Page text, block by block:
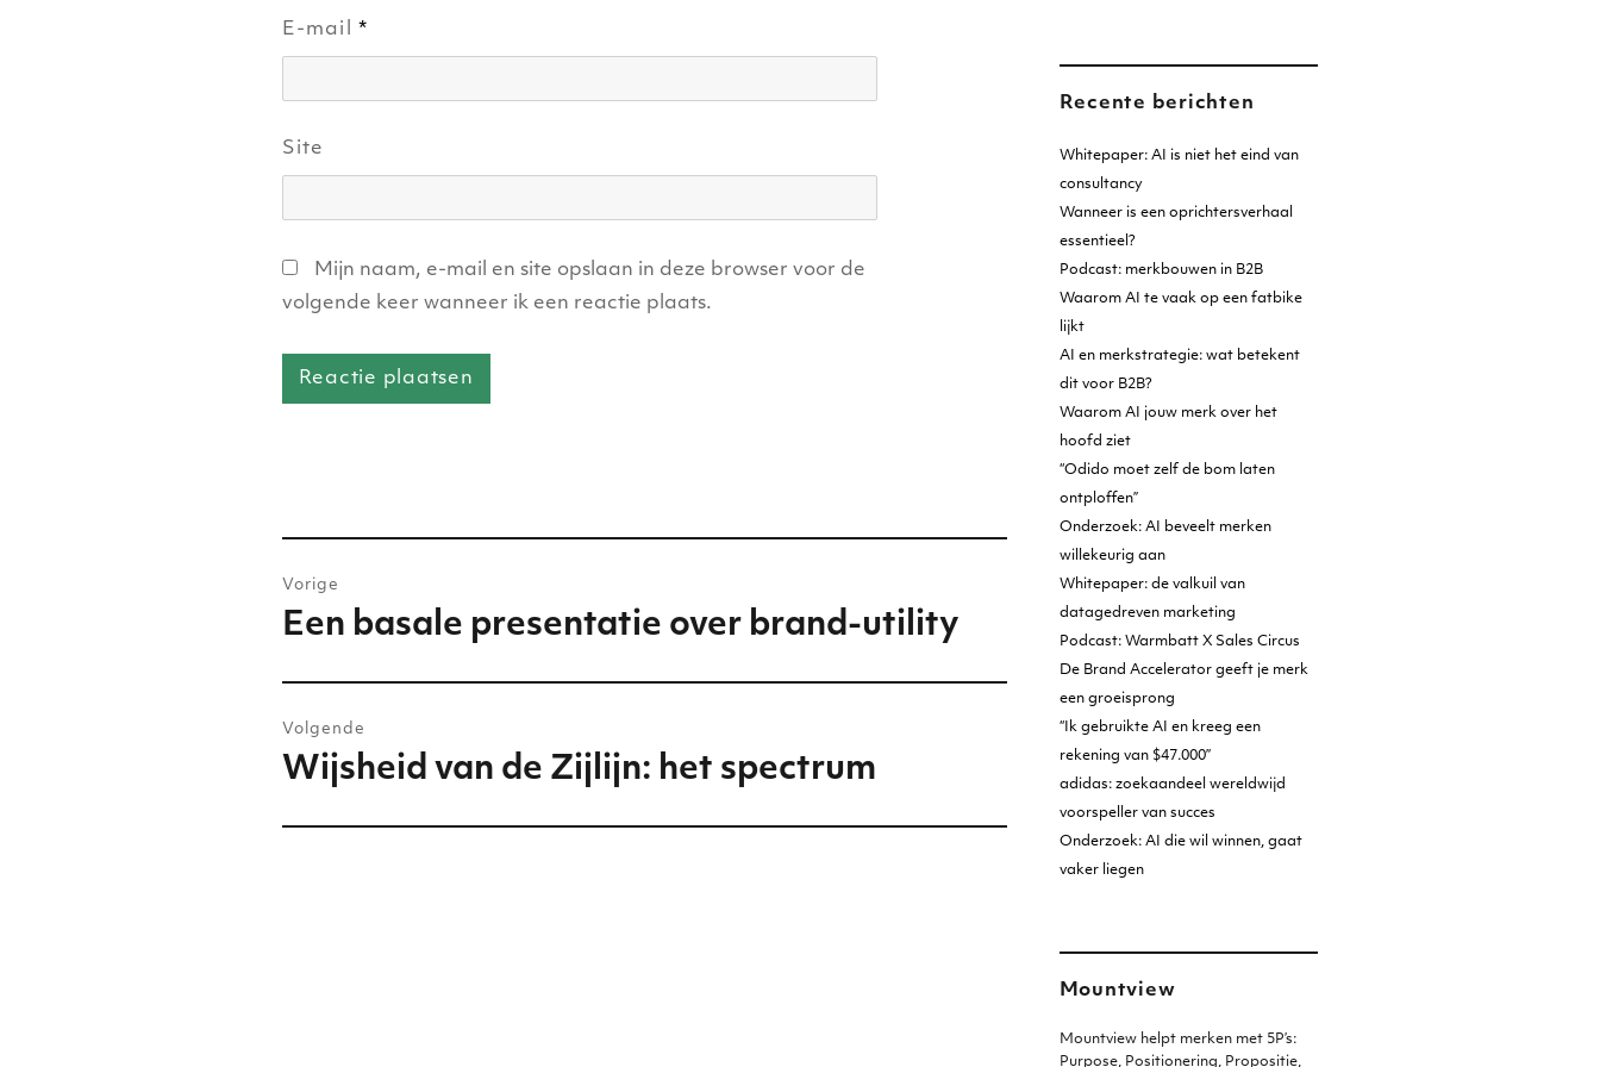
E-mail*
Site
Mijn naam, e-mail en site opslaan in deze browser voor de
volgende keer wanneer ik een reactie plaats.
navigatie
Vorige
Vorig
Een basale presentatie over brand-utility
Volgende
Volgend
Wijsheid van de Zijlijn: het spectrum
Recente berichten
Whitepaper: AI is niet het eind van
consultancy
Wanneer is een oprichtersverhaal
essentieel?
Podcast: merkbouwen in B2B
Waarom AI te vaak op een fatbike
lijkt
AI en merkstrategie: wat betekent
dit voor B2B?
Waarom AI jouw merk over het
hoofd ziet
“Odido moet zelf de bom laten
ontploffen”
Onderzoek: AI beveelt merken
willekeurig aan
Whitepaper: de valkuil van
datagedreven marketing
Podcast: Warmbatt X Sales Circus
De Brand Accelerator geeft je merk
een groeisprong
“Ik gebruikte AI en kreeg een
rekening van $47.000”
adidas: zoekaandeel wereldwijd
voorspeller van succes
Onderzoek: AI die wil winnen, gaat
vaker liegen
Mountview
Mountview helpt merken met 5P’s:
Purpose, Positionering, Propositie,